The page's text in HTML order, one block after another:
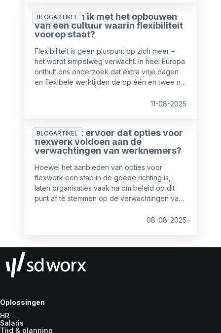
BLOGARTIKEL
Waar begin ik met het opbouwen
van een cultuur waarin flexibiliteit
voorop staat?
Flexibiliteit is geen pluspunt op zich meer –
het wordt simpelweg verwacht. In heel Europa
onthult ons onderzoek dat extra vrije dagen
en flexibele werktijden de op één en twee na
direct na salaris als hoogste prioriteit. Echter
werk/privé.
11-08-2025
BLOGARTIKEL
Hoe zorg ik ervoor dat opties voor
flexwerk voldoen aan de
verwachtingen van werknemers?
Hoewel het aanbieden van opties voor
flexwerk een stap in de goede richting is,
laten organisaties vaak na om beleid op dit
punt af te stemmen op de verwachtingen van
behoorlijke kloof: terwijl 62% van de
voor 43% realiseerbaar. Zo waardeert 60%
van de werknemers flexwerk, maar slechts
43% kan er van profiteren.
08-08-2025
Oplossingen
HR
Salaris
Tijd & planning